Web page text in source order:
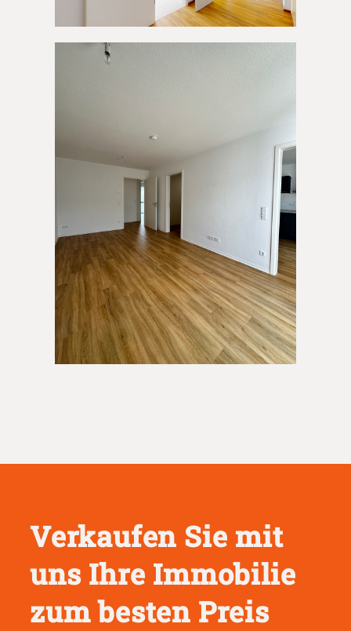
Verkaufen Sie mit
uns Ihre Immobilie
zum besten Preis